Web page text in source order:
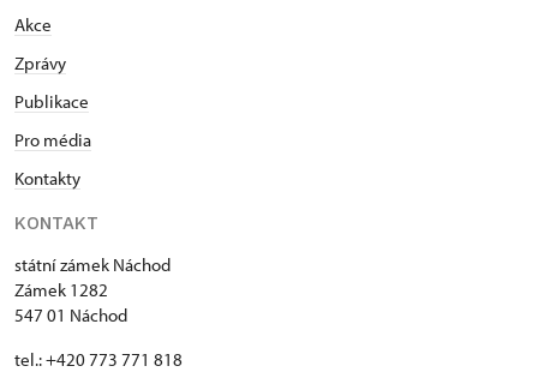
Akce
Zprávy
Publikace
Pro média
Kontakty
KONTAKT
státní zámek Náchod
Zámek 1282
547 01 Náchod
tel.: +420 773 771 818